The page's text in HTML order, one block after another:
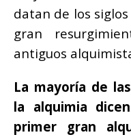
datan de los siglos
gran
antiguos
La mayoría de
la alquimia
primer gran